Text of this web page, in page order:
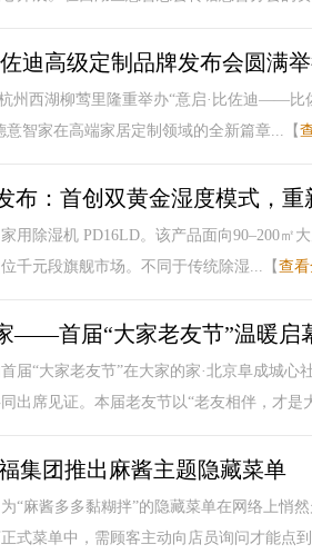
迪高级定制品牌发布会圆满
州西湖柳莺里隆重举办“意启·比佐迪——
智家在高端家居定制领域的全新篇章...【
布：首创双黄金湿度模式，
用除湿机 PD16LD。该产品面向90–200㎡
千元段旗舰市场。不同于传统除湿...【 查
——首届“大家老友节”温暖启
届“大家老友节”在大家的家·北京阜成城
出席见证。本届老友节以“老友相伴，才是
集团推出麻酱主题隐藏菜单
“麻酱多多黏糊拌”的隐藏菜单在网络上悄
式菜单中，需顾客主动向店员询问才能点